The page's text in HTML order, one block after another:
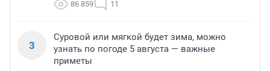
86 859 11
3
Суровой или мягкой будет зима, можно
узнать по погоде 5 августа — важные
приметы